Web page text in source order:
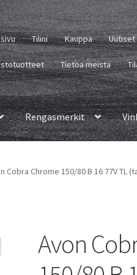
Tilini Kauppa Uutiset
Tietoa meistä
Rengasmerkit
Cobra Chrome 150/80 B 16 77V TL
Avon